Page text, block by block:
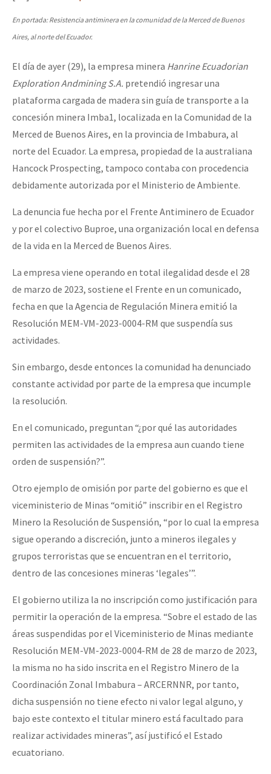
EZLN
AutonomÍa y Resistencia
Megaproyectos
Migración
Presos
Mujeres
ETIQUETAS
MULTIMEDIA
Fotorreportaje
Video
la naturaleza bajo asedio)
Libros para descargar
COVID-19
Eventos
Contacto
Dia 1: Encontro “Guerra contra a Humanidade”
[CDMX – 20 julio] Jornadas globales por la libertad de Jesús
[25 abr – CDMX] Tokín por el CNI: 30 años de Resistencia y
En portada: Resistencia antiminera en la comunidad de la Merced de Buenos
Aires, al norte del Ecuador.
El día de ayer (29), la empresa minera Hanrine Ecuadorian
Exploration Andmining S.A. pretendió ingresar una
plataforma cargada de madera sin guía de transporte a la
concesión minera Imba1, localizada en la Comunidad de la
Merced de Buenos Aires, en la provincia de Imbabura, al
norte del Ecuador. La empresa, propiedad de la australiana
Hancock Prospecting, tampoco contaba con procedencia
debidamente autorizada por el Ministerio de Ambiente.
La denuncia fue hecha por el Frente Antiminero de Ecuador
y por el colectivo Buproe, una organización local en defensa
de la vida en la Merced de Buenos Aires.
La empresa viene operando en total ilegalidad desde el 28
de marzo de 2023, sostiene el Frente en un comunicado,
fecha en que la Agencia de Regulación Minera emitió la
Resolución MEM-VM-2023-0004-RM que suspendía sus
actividades.
Sin embargo, desde entonces la comunidad ha denunciado
constante actividad por parte de la empresa que incumple
la resolución.
En el comunicado, preguntan “¿por qué las autoridades
permiten las actividades de la empresa aun cuando tiene
orden de suspensión?”.
Otro ejemplo de omisión por parte del gobierno es que el
viceministerio de Minas “omitió” inscribir en el Registro
Minero la Resolución de Suspensión, “por lo cual la empresa
sigue operando a discreción, junto a mineros ilegales y
grupos terroristas que se encuentran en el territorio,
dentro de las concesiones mineras ‘legales’”.
El gobierno utiliza la no inscripción como justificación para
permitir la operación de la empresa. “Sobre el estado de las
áreas suspendidas por el Viceministerio de Minas mediante
Resolución MEM-VM-2023-0004-RM de 28 de marzo de 2023,
la misma no ha sido inscrita en el Registro Minero de la
Coordinación Zonal Imbabura – ARCERNNR, por tanto,
dicha suspensión no tiene efecto ni valor legal alguno, y
bajo este contexto el titular minero está facultado para
realizar actividades mineras”, así justificó el Estado
ecuatoriano.